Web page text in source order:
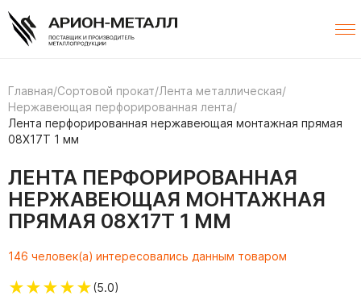
Главная/Сортовой прокат/Лента металлическая/
Нержавеющая перфорированная лента/
Лента перфорированная нержавеющая монтажная прямая
08Х17Т 1 мм
ЛЕНТА ПЕРФОРИРОВАННАЯ
НЕРЖАВЕЮЩАЯ МОНТАЖНАЯ
ПРЯМАЯ 08Х17Т 1 ММ
146 человек(а) интересовались данным товаром
★★★★★(5.0)